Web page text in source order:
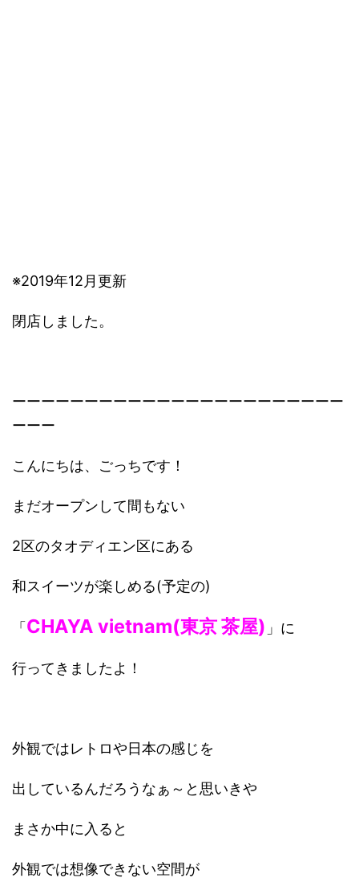
※2019年12月更新
閉店しました。
ーーーーーーーーーーーーーーーーーーーーーーー
ーーー
こんにちは、ごっちです！
まだオープンして間もない
2区のタオディエン区にある
和スイーツが楽しめる(予定の)
「 CHAYA vietnam(東京 茶屋) 」に
行ってきましたよ！
外観ではレトロや日本の感じを
出しているんだろうなぁ～と思いきや
まさか中に入ると
外観では想像できない空間が